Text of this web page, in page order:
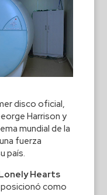
disco oficial,
Harrison y
mundial de la
fuerza
país.
Hearts
como